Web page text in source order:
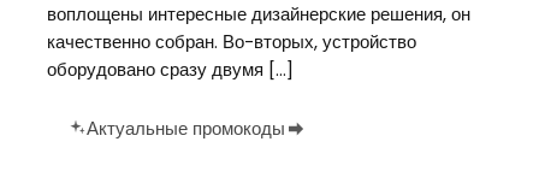
воплощены интересные дизайнерские решения, он
качественно собран. Во-вторых, устройство
оборудовано сразу двумя […]
Актуальные промокоды